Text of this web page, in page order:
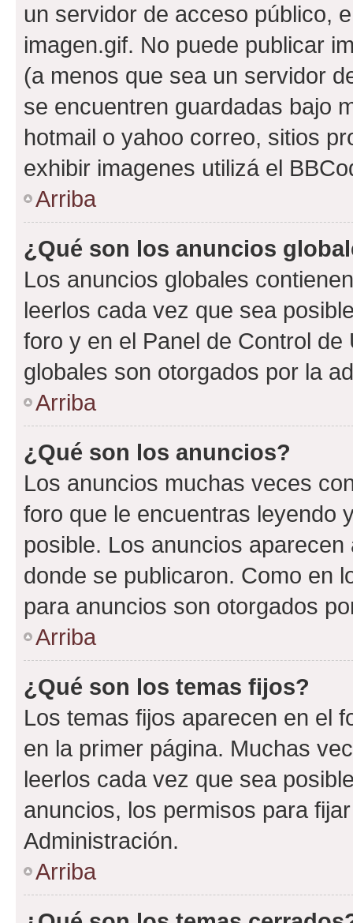
un servidor de acceso público,
imagen.gif. No puede publicar
(a menos que sea un servidor
se encuentren guardadas bajo
hotmail o yahoo correo, sitios
exhibir imagenes utilizá el
Arriba
¿Qué son los anuncios
Los anuncios globales
leerlos cada vez que sea
foro y en el Panel de Control
globales son otorgados por la
Arriba
¿Qué son los anuncios?
Los anuncios muchas veces
foro que le encuentras leyendo
posible. Los anuncios
donde se publicaron. Como en
para anuncios son otorgados
Arriba
¿Qué son los temas fijos?
Los temas fijos aparecen en el
en la primer página. Muchas
leerlos cada vez que sea
anuncios, los permisos para
Administración.
Arriba